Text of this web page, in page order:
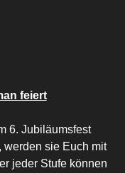
feiert
6. Jubiläumsfest
werden sie Euch mit
jeder Stufe können